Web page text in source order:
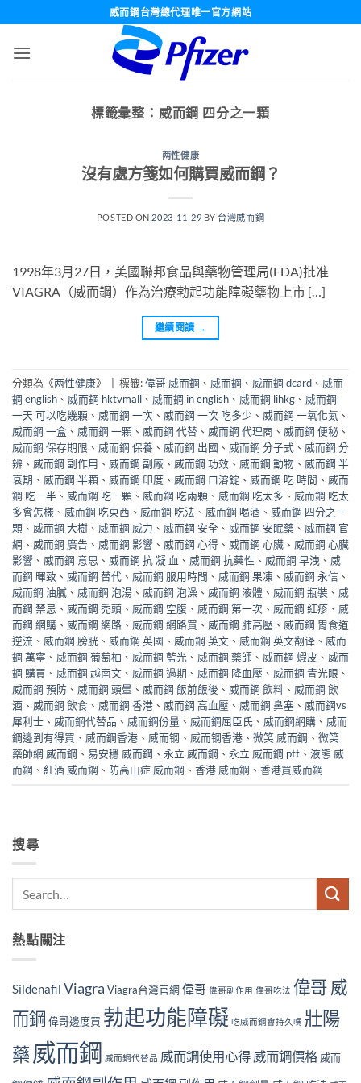
威而鋼台灣總代理唯一官方網站
標籤彙整： 威而鋼 四分之一顆
两性健康
沒有處方箋如何購買威而鋼？
POSTED ON 2023-11-29 BY 台灣威而鋼
1998年3月27日，美國聯邦食品與藥物管理局(FDA)批准
VIAGRA（威而鋼）作為治療勃起功能障礙藥物上市 […]
繼續閱讀 →
分類為《两性健康》 標籤:偉哥 威而鋼 、 威而鋼 、 威而鋼 dcard 、 威而
鋼 english 、 威而鋼 hktvmall 、 威而鋼 in english 、 威而鋼 lihkg 、 威而鋼
一天 可以吃幾顆 、 威而鋼 一次 、 威而鋼 一次 吃多少 、 威而鋼 一氧化氮 、
威而鋼 一盒 、 威而鋼 一顆 、 威而鋼 代替 、 威而鋼 代理商 、 威而鋼 便秘 、
威而鋼 保存期限 、 威而鋼 保養 、 威而鋼 出國 、 威而鋼 分子式 、 威而鋼 分
辨 、 威而鋼 副作用 、 威而鋼 副廠 、 威而鋼 功效 、 威而鋼 動物 、 威而鋼 半
衰期 、 威而鋼 半顆 、 威而鋼 印度 、 威而鋼 口溶錠 、 威而鋼 吃 時間 、 威而
鋼 吃一半 、 威而鋼 吃一顆 、 威而鋼 吃兩顆 、 威而鋼 吃太多 、 威而鋼 吃太
多會怎樣 、 威而鋼 吃東西 、 威而鋼 吃法 、 威而鋼 喝酒 、 威而鋼 四分之一
顆 、 威而鋼 大樹 、 威而鋼 威力 、 威而鋼 安全 、 威而鋼 安眠藥 、 威而鋼 官
網 、 威而鋼 廣告 、 威而鋼 影響 、 威而鋼 心得 、 威而鋼 心臟 、 威而鋼 心臟
影響 、 威而鋼 意思 、 威而鋼 抗 凝 血 、 威而鋼 抗藥性 、 威而鋼 早洩 、 威
而鋼 暉致 、 威而鋼 替代 、 威而鋼 服用時間 、 威而鋼 果凍 、 威而鋼 永信 、
威而鋼 油膩 、 威而鋼 泡湯 、 威而鋼 泡澡 、 威而鋼 液體 、 威而鋼 瓶裝 、 威
而鋼 禁忌 、 威而鋼 禿頭 、 威而鋼 空腹 、 威而鋼 第一次 、 威而鋼 紅疹 、 威
而鋼 網購 、 威而鋼 網路 、 威而鋼 網路買 、 威而鋼 肺高壓 、 威而鋼 胃食道
逆流 、 威而鋼 膀胱 、 威而鋼 英國 、 威而鋼 英文 、 威而鋼 英文翻译 、 威而
鋼 萬寧 、 威而鋼 葡萄柚 、 威而鋼 藍光 、 威而鋼 藥師 、 威而鋼 蝦皮 、 威而
鋼 購買 、 威而鋼 越南文 、 威而鋼 過期 、 威而鋼 降血壓 、 威而鋼 青光眼 、
威而鋼 預防 、 威而鋼 頭暈 、 威而鋼 飯前飯後 、 威而鋼 飲料 、 威而鋼 飲
酒 、 威而鋼 飲食 、 威而鋼 香港 、 威而鋼 高血壓 、 威而鋼 鼻塞 、 威而鋼vs
犀利士 、 威而鋼代替品 、 威而鋼份量 、 威而鋼屈臣氏 、 威而鋼網購 、 威而
鋼邊到有得買 、 威而鋼香港 、 威而钢 、 威而钢香港 、 微笑 威而鋼 、 微笑
藥師網 威而鋼 、 易安穩 威而鋼 、 永立 威而鋼 、 永立 威而鋼 ptt 、 液態 威
而鋼 、 紅酒 威而鋼 、 防高山症 威而鋼 、 香港 威而鋼 、 香港買威而鋼
搜尋
熱點關注
Sildenafil Viagra Viagra台灣官網偉哥 偉哥副作用 偉哥吃法 偉哥 威
而鋼 偉哥邊度買 勃起功能障礙 吃威而鋼會持久嗎 壯陽
藥 威而鋼 威而鋼代替品 威而鋼使用心得 威而鋼價格 威而